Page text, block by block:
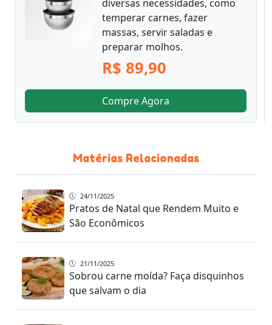
diversas necessidades, como
temperar carnes, fazer
massas, servir saladas e
preparar molhos.
R$ 89,90
Compre Agora
Matérias Relacionadas
24/11/2025
Pratos de Natal que Rendem Muito e
São Econômicos
21/11/2025
Sobrou carne moída? Faça disquinhos
que salvam o dia